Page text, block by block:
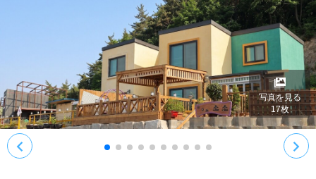
写真を見る
17枚